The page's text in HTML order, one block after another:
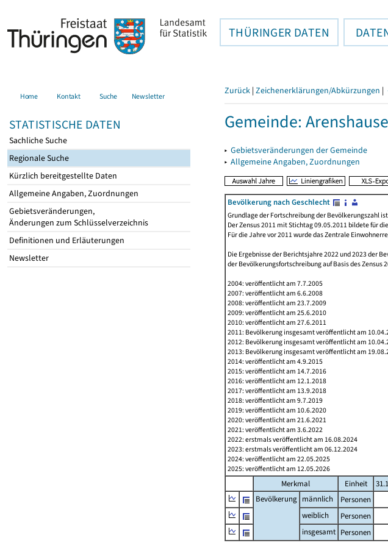
THÜRINGER DATEN
Home Kontakt Suche Newsletter
STATISTISCHE DATEN
Sachliche Suche
Regionale Suche
Kürzlich bereitgestellte Daten
Allgemeine Angaben, Zuordnungen
Gebietsveränderungen,
Änderungen zum Schlüsselverzeichnis
Definitionen und Erläuterungen
Newsletter
Zurück | Zeichenerklärungen/Abkürzungen |
Gemeinde:
▸ Gebietsveränderungen der Gemeinde
▸ Allgemeine Angaben, Zuordnungen
Bevölkerung nach Geschlecht
Grundlage der Fortschreibung der Bevölkerungszahl
Der Zensus 2011 mit Stichtag 09.05.2011 bildete für
Für die Jahre vor 2011 wurde das Zentrale
Die Ergebnisse der Berichtsjahre 2022 und 2023 der
der Bevölkerungsfortschreibung auf Basis des Zensus
2004: veröffentlicht am 7.7.2005
2007: veröffentlicht am 6.6.2008
2008: veröffentlicht am 23.7.2009
2009: veröffentlicht am 25.6.2010
2010: veröffentlicht am 27.6.2011
2011: Bevölkerung insgesamt veröffentlicht am
2012: Bevölkerung insgesamt veröffentlicht am
2013: Bevölkerung insgesamt veröffentlicht am
2014: veröffentlicht am 4.9.2015
2015: veröffentlicht am 14.7.2016
2016: veröffentlicht am 12.1.2018
2017: veröffentlicht am 13.9.2018
2018: veröffentlicht am 9.7.2019
2019: veröffentlicht am 10.6.2020
2020: veröffentlicht am 21.6.2021
2021: veröffentlicht am 3.6.2022
2022: erstmals veröffentlicht am 16.08.2024
2023: erstmals veröffentlicht am 06.12.2024
2024: veröffentlicht am 22.05.2025
2025: veröffentlicht am 12.05.2026
Merkmal Einheit
Bevölkerung männlich Personen
weiblich
Personen
insgesamt Personen